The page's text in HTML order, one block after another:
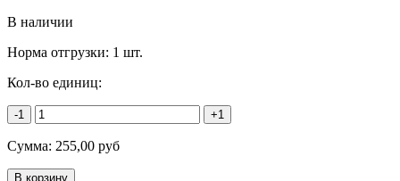
В наличии
Норма отгрузки: 1 шт.
Кол-во единиц:
-1 +1
Сумма: 255,00 руб